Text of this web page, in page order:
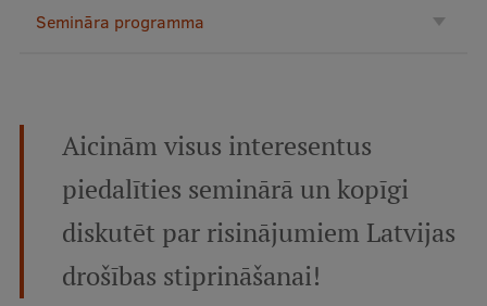
Studiju un vides pieejamība
Mūžizglītība
Ētikas un līdztiesības mācības
Semināra programma
Aicinām visus interesentus
piedalīties seminārā un kopīgi
diskutēt par risinājumiem Latvijas
drošības stiprināšanai!